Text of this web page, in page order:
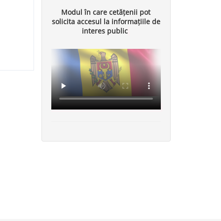
Modul în care cetățenii pot
solicita accesul la informațiile de
interes public